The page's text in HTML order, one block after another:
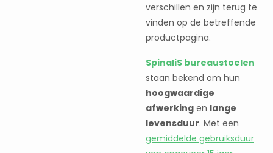
verschillen en zijn terug te
vinden op de betreffende
productpagina.
SpinaliS bureaustoelen
staan bekend om hun
hoogwaardige
afwerking en lange
levensduur. Met een
gemiddelde gebruiksduur